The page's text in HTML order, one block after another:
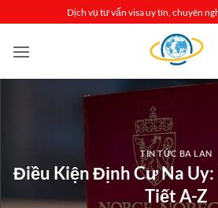
qua
nội
Dịch vụ tư vấn visa uy tín, chuyên
TIN TỨC BA LAN
Điều Kiện Định Cư Na
Tiết A-Z